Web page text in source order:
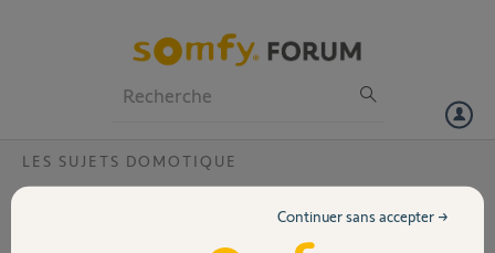
Volet
LES SUJETS DOMOTIQUE
Télécommande Serénity pour portail
Continuer sans accepter →